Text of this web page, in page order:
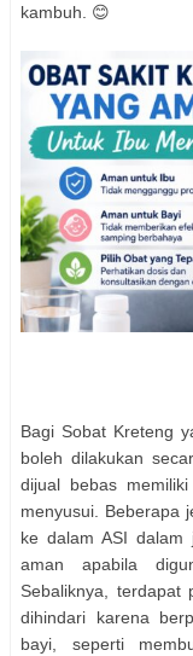
kambuh. 😊
Bagi Sobat Kreteng
boleh dilakukan
dijual bebas
menyusui. Beberapa
ke dalam ASI dalam
aman apabila
Sebaliknya, terdapat
dihindari karena
bayi, seperti